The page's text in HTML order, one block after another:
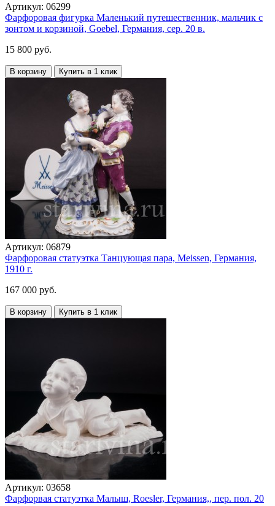
Артикул: 06299
Фарфоровая фигурка Маленький путешественник, мальчик с
зонтом и корзиной, Goebel, Германия, сер. 20 в.
15 800 руб.
В корзину Купить в 1 клик
Артикул: 06879
Фарфоровая статуэтка Танцующая пара, Meissen, Германия,
1910 г.
167 000 руб.
В корзину Купить в 1 клик
Артикул: 03658
Фарфорвая статуэтка Малыш, Roesler, Германия,, пер. пол. 20